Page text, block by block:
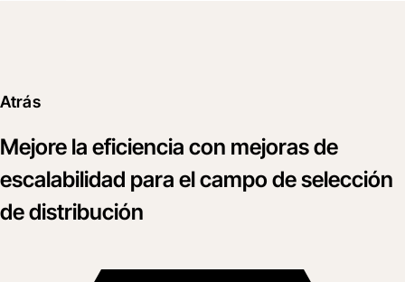
Atrás
Mejore la eficiencia con mejoras de
escalabilidad para el campo de selección
de distribución